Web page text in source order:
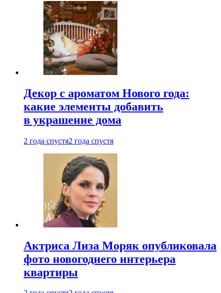
Декор с ароматом Нового года:
какие элементы добавить
в украшение дома
2 года спустя2 года спустя
Актриса Лиза Моряк опубликовала
фото новогоднего интерьера
квартиры